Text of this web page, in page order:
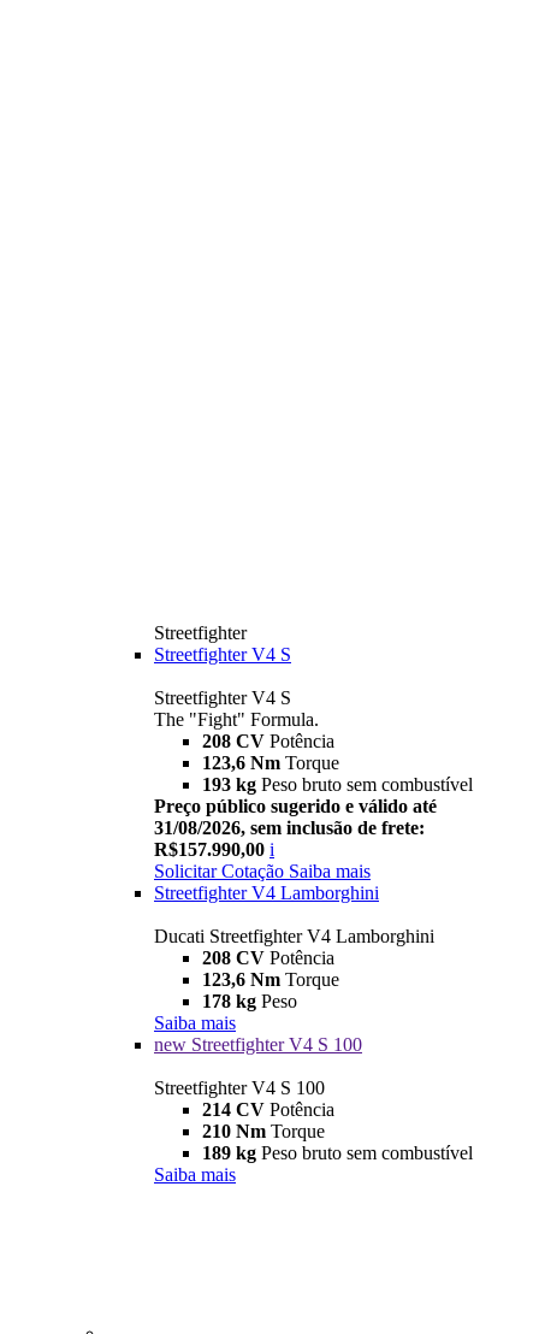
Streetfighter
Streetfighter V4 S
Streetfighter V4 S
The "Fight" Formula.
208 CV Potência
123,6 Nm Torque
193 kg Peso bruto sem combustível
Preço público sugerido e válido até
31/08/2026, sem inclusão de frete:
R$157.990,00 i
Solicitar Cotação Saiba mais
Streetfighter V4 Lamborghini
Ducati Streetfighter V4 Lamborghini
208 CV Potência
123,6 Nm Torque
178 kg Peso
Saiba mais
new Streetfighter V4 S 100
Streetfighter V4 S 100
214 CV Potência
210 Nm Torque
189 kg Peso bruto sem combustível
Saiba mais